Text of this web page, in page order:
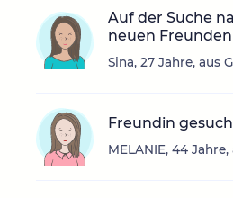
Auf der Suche
neuen Freunden
Sina, 27 Jahre, aus
Freundin
MELANIE, 44